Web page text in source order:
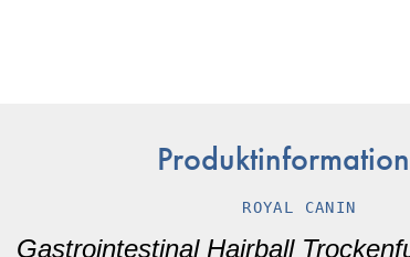
ROYAL CANIN
Gastrointestinal Hairball